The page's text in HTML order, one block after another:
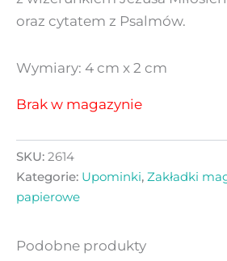
oraz cytatem z Psalmów.
Wymiary: 4 cm x 2 cm
Brak w magazynie
SKU: 2614
Kategorie: Upominki, Zakładki
papierowe
Podobne produkty